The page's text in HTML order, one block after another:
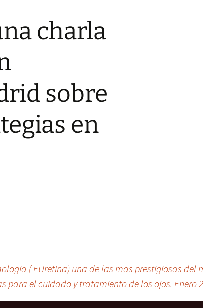
charla
sobre
en
( EUretina) una de las mas prestigiosas del
para el cuidado y tratamiento de los ojos. Enero